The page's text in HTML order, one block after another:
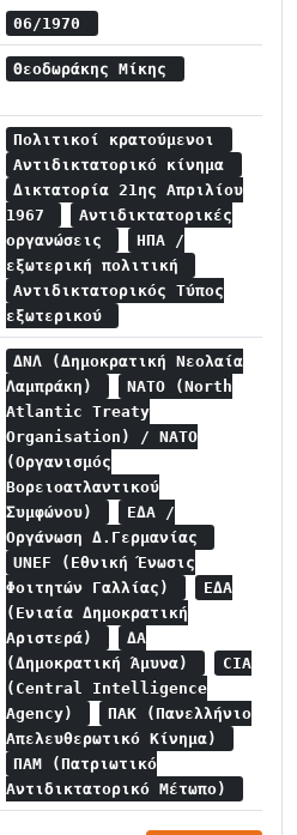
06/1970
Θεοδωράκης Μίκης
Πολιτικοί κρατούμενοι
Αντιδικτατορικό κίνημα
Δικτατορία 21ης Απριλίου
1967
Αντιδικτατορικές
οργανώσεις
ΗΠΑ /
εξωτερική πολιτική
Αντιδικτατορικός Τύπος
εξωτερικού
ΔΝΛ (Δημοκρατική Νεολαία
Λαμπράκη)
NATO (North
Atlantic Treaty
Organisation) / NATO
(Οργανισμός
Βορειοατλαντικού
Συμφώνου)
ΕΔΑ /
Οργάνωση Δ.Γερμανίας
UNEF (Εθνική Ένωσις
Φοιτητών Γαλλίας)
ΕΔΑ
(Ενιαία Δημοκρατική
Αριστερά)
ΔΑ
(Δημοκρατική Άμυνα)
CIA
(Central Intelligence
Agency)
ΠΑΚ (Πανελλήνιο
Απελευθερωτικό Κίνημα)
ΠΑΜ (Πατριωτικό
Αντιδικτατορικό Μέτωπο)